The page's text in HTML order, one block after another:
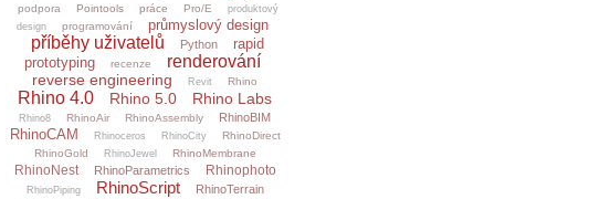
podpora Pointools práce Pro/E
produktový
design
programování průmyslový design
příběhy uživatelů Python
rapid
prototyping
recenze renderování
reverse engineering Revit Rhino
Rhino 4.0 Rhino 5.0 Rhino Labs
Rhino8 RhinoAir RhinoAssembly RhinoBIM
RhinoCAM Rhinoceros RhinoCity
RhinoDirect
RhinoGold
RhinoJewel RhinoMembrane
RhinoNest RhinoParametrics Rhinophoto
RhinoPiping RhinoScript RhinoTerrain